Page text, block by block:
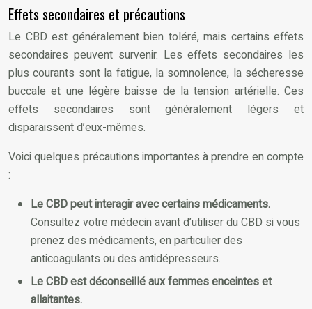
Effets secondaires et précautions
Le CBD est généralement bien toléré, mais certains effets
secondaires peuvent survenir. Les effets secondaires les
plus courants sont la fatigue, la somnolence, la sécheresse
buccale et une légère baisse de la tension artérielle. Ces
effets secondaires sont généralement légers et
disparaissent d’eux-mêmes.
Voici quelques précautions importantes à prendre en compte
:
Le CBD peut interagir avec certains médicaments.
Consultez votre médecin avant d’utiliser du CBD si vous
prenez des médicaments, en particulier des
anticoagulants ou des antidépresseurs.
Le CBD est déconseillé aux femmes enceintes et
allaitantes.